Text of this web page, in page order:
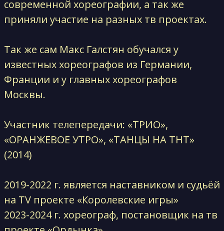
современной хореографии, а так же
приняли участие на разных тв проектах.
Так же сам Макс Галстян обучался у
известных хореографов из Германии,
Франции и у главных хореографов
Москвы.
Участник телепередачи: «ТРИО»,
«ОРАНЖЕВОЕ УТРО», «ТАНЦЫ НА ТНТ»
(2014)
2019-2022 г. является наставником и судьёй
на TV проекте «Королевские игры»
2023-2024 г. хореограф, постановщик на тв